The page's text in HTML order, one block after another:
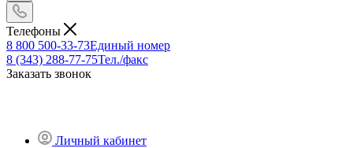
Телефоны
8 800 500-33-73Единый номер
8 (343) 288-77-75Тел./факс
Заказать звонок
Личный кабинет